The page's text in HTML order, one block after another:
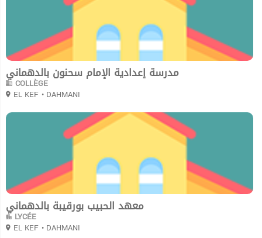
مدرسة إعدادية الإمام سحنون بالدهماني
COLLÈGE
EL KEF • DAHMANI
معهد الحبيب بورقيبة بالدهماني
LYCÉE
EL KEF • DAHMANI